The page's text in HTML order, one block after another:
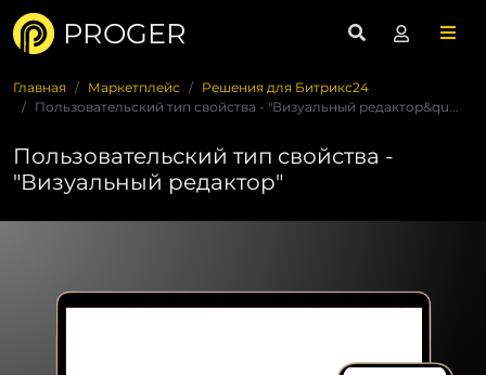
PROGER
Главная Маркетплейс
Решения для Битрикс24
Пользовательский тип свойства - "Визуальный редактор&qu...
Пользовательский тип свойства -
"Визуальный редактор"